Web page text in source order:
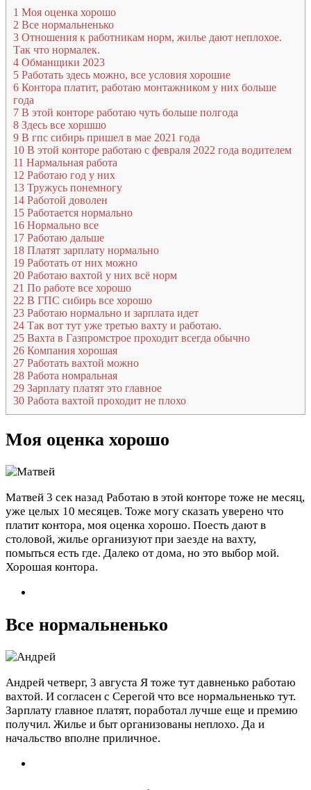
1 Моя оценка хорошо
2 Все нормальненько
3 Отношения к работникам норм, жилье дают неплохое.
Так что нормалек.
4 Обманщики 2023
5 Работать здесь можно, все условия хорошие
6 Контора платит, работаю монтажником у них больше
года
7 В этой конторе работаю чуть больше полгода
8 Здесь все хоршшо
9 В гпс сибирь пришел в мае 2021 года
10 В этой конторе работаю с февраля 2022 года водителем
11 Нармальная работа
12 Работаю год у них
13 Тружусь понемногу
14 Работой доволен
15 Работается нормально
16 Нормально все
17 Работаю дальше
18 Платят зарплату нормально
19 Работать от них можно
20 Работаю вахтой у них всё норм
21 По работе все хорошо
22 В ГПС сибирь все хорошо
23 Работаю нормально и зарплата идет
24 Так вот тут уже третью вахту и работаю.
25 Вахта в Газпромстрое проходит всегда обычно
26 Компания хорошая
27 Работать вахтой можно
28 Работа номральная
29 Зарплату платят это главное
30 Работа вахтой проходит не плохо
Моя оценка хорошо
Матвей 3 сек назад Работаю в этой конторе тоже не месяц,
уже целых 10 месяцев. Тоже могу сказать уверено что
платит контора, моя оценка хорошо. Поесть дают в
столовой, жилье организуют при заезде на вахту,
помыться есть где. Далеко от дома, но это выбор мой.
Хорошая контора.
Все нормальненько
Андрей четверг, 3 августа Я тоже тут давненько работаю
вахтой. И согласен с Серегой что все нормальненько тут.
Зарплату главное платят, поработал лучше еще и премию
получил. Жилье и быт организованы неплохо. Да и
начальство вполне приличное.